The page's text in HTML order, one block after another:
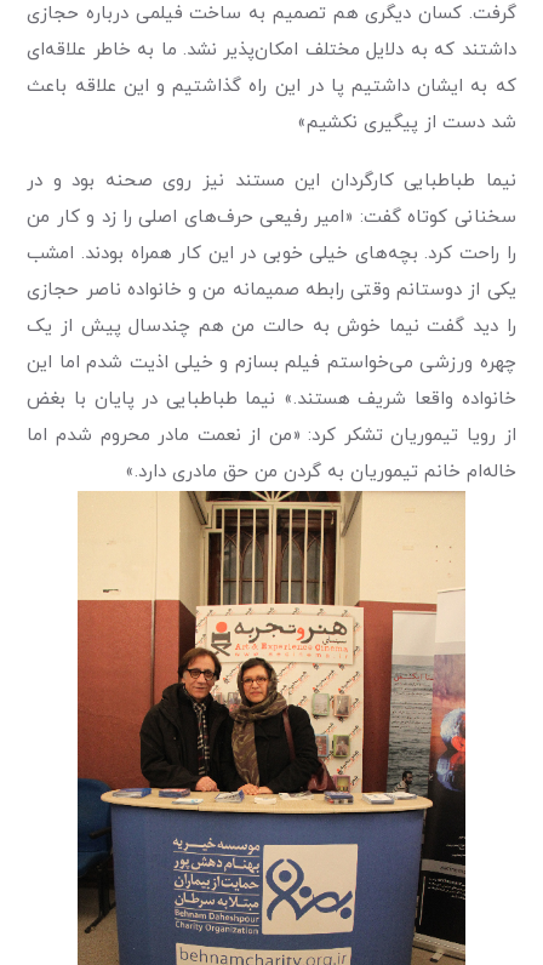
گرفت. کسان دیگری هم تصمیم به ساخت فیلمی درباره حجازی
داشتند که به دلایل مختلف امکان‌پذیر نشد. ما به خاطر علاقه‌ای
که به ایشان داشتیم پا در این راه گذاشتیم و این علاقه باعث
شد دست از پیگیری نکشیم»
نیما طباطبایی کارگردان این مستند نیز روی صحنه بود و در
سخنانی کوتاه گفت: «امیر رفیعی حرف‌های اصلی را زد و کار من
را راحت کرد. بچه‌های خیلی خوبی در این کار همراه بودند. امشب
یکی از دوستانم وقتی رابطه صمیمانه من و خانواده ناصر حجازی
را دید گفت نیما خوش به حالت من هم چندسال پیش از یک
چهره ورزشی می‌خواستم فیلم بسازم و خیلی اذیت شدم اما این
خانواده واقعا شریف هستند.» نیما طباطبایی در پایان با بغض
از رویا تیموریان تشکر کرد: «من از نعمت مادر محروم شدم اما
خاله‌ام خانم تیموریان به گردن من حق مادری دارد.»